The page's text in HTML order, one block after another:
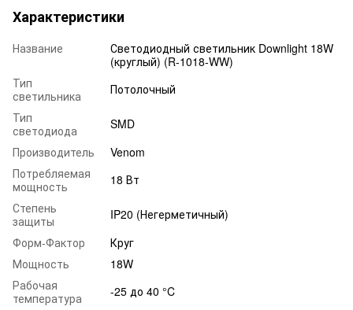
Характеристики
Название
Светодиодный светильник Downlight 18W
(круглый) (R-1018-WW)
Тип
светильника
Потолочный
Тип
светодиода
SMD
Производитель
Venom
Потребляемая
мощность
18 Вт
Степень
защиты
IP20 (Негерметичный)
Форм-Фактор
Круг
Мощность
18W
Рабочая
температура
-25 до 40 °C